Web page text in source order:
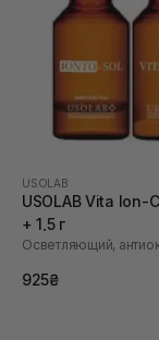
USOLAB
USOLAB Vita Ion-
+ 1,5 г
925₴